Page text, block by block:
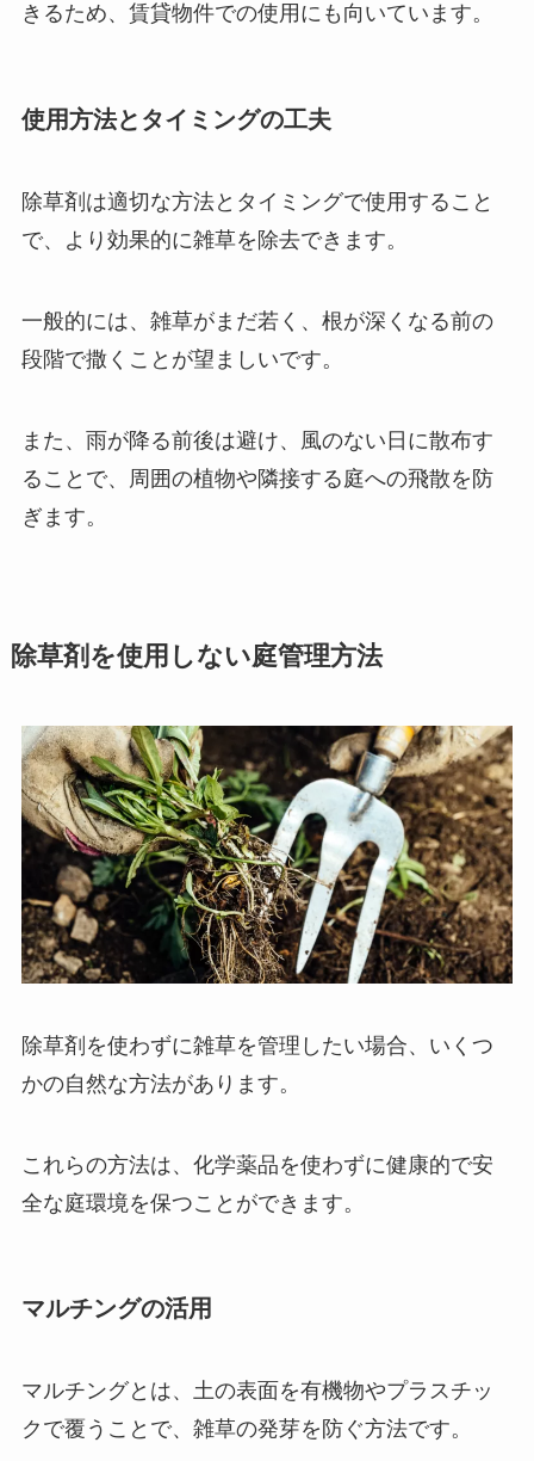
きるため、賃貸物件での使用にも向いています。
使用方法とタイミングの工夫
除草剤は適切な方法とタイミングで使用すること
で、より効果的に雑草を除去できます。
一般的には、雑草がまだ若く、根が深くなる前の
段階で撒くことが望ましいです。
また、雨が降る前後は避け、風のない日に散布す
ることで、周囲の植物や隣接する庭への飛散を防
ぎます。
除草剤を使用しない庭管理方法
除草剤を使わずに雑草を管理したい場合、いくつ
かの自然な方法があります。
これらの方法は、化学薬品を使わずに健康的で安
全な庭環境を保つことができます。
マルチングの活用
マルチングとは、土の表面を有機物やプラスチッ
クで覆うことで、雑草の発芽を防ぐ方法です。